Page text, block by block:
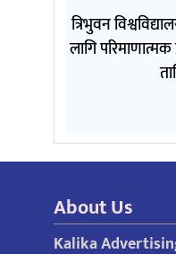
त्रिभुवन
लागि परिमाणात्मक
About Us
Kalika